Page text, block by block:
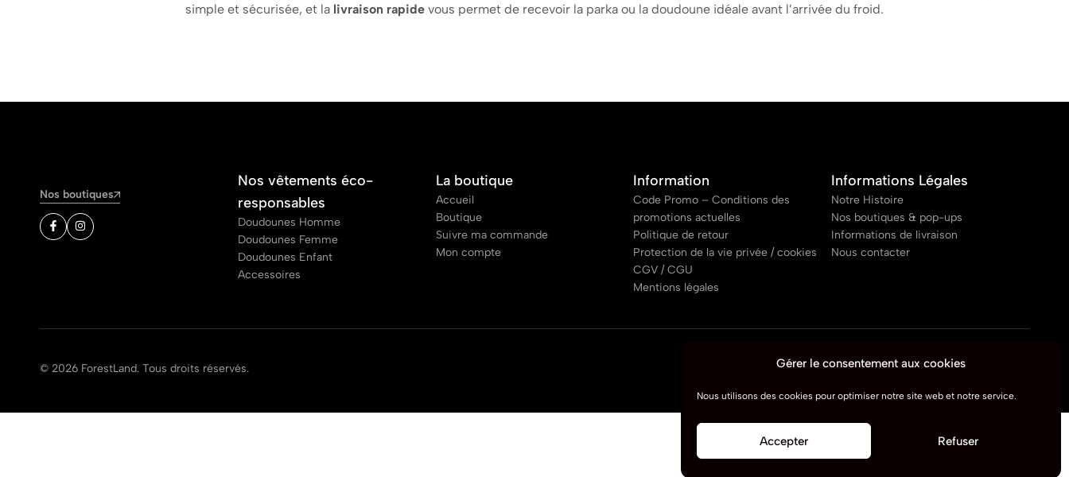
Gérer le consentement aux cookies
Nous utilisons des cookies pour optimiser notre site web et notre service.
Accepter Refuser
simple et sécurisée, et la livraison rapide vous permet de recevoir la parka ou la doudoune idéale avant l’arrivée du froid.
Nos boutiques
Nos vêtements éco-
responsables
Doudounes Homme
Doudounes Femme
Doudounes Enfant
Accessoires
La boutique
Accueil
Boutique
Suivre ma commande
Mon compte
Information
Code Promo – Conditions des
promotions actuelles
Politique de retour
Protection de la vie privée / cookies
CGV / CGU
Mentions légales
Informations Légales
Notre Histoire
Nos boutiques & pop-ups
Informations de livraison
Nous contacter
© 2026 ForestLand. Tous droits réservés.